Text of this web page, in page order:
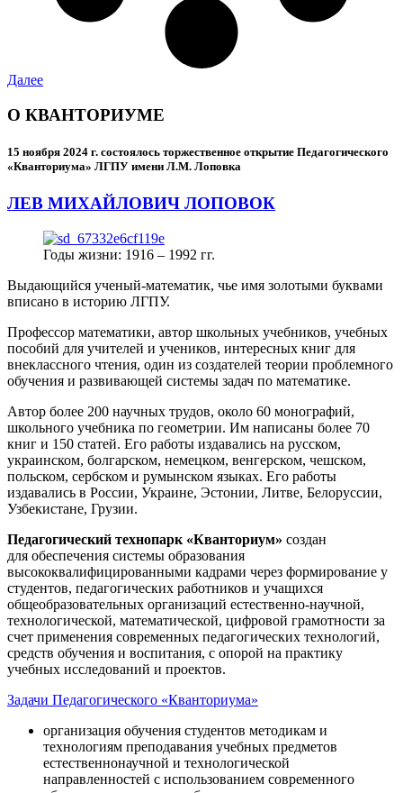
Далее
О КВАНТОРИУМЕ
15 ноября 2024 г. состоялось торжественное открытие Педагогического
«Кванториума» ЛГПУ имени Л.М. Лоповка
ЛЕВ МИХАЙЛОВИЧ ЛОПОВОК
Годы жизни: 1916 – 1992 гг.
Выдающийся ученый-математик, чье имя золотыми буквами
вписано в историю ЛГПУ.
Профессор математики, автор школьных учебников, учебных
пособий для учителей и учеников, интересных книг для
внеклассного чтения, один из создателей теории проблемного
обучения и развивающей системы задач по математике.
Автор более 200 научных трудов, около 60 монографий,
школьного учебника по геометрии. Им написаны более 70
книг и 150 статей. Его работы издавались на русском,
украинском, болгарском, немецком, венгерском, чешском,
польском, сербском и румынском языках. Его работы
издавались в России, Украине, Эстонии, Литве, Белоруссии,
Узбекистане, Грузии.
Педагогический технопарк «Кванториум» создан
для обеспечения системы образования
высококвалифицированными кадрами через формирование у
студентов, педагогических работников и учащихся
общеобразовательных организаций естественно-научной,
технологической, математической, цифровой грамотности за
счет применения современных педагогических технологий,
средств обучения и воспитания, с опорой на практику
учебных исследований и проектов.
Задачи Педагогического «Кванториума»
организация обучения студентов методикам и
технологиям преподавания учебных предметов
естественнонаучной и технологической
направленностей с использованием современного